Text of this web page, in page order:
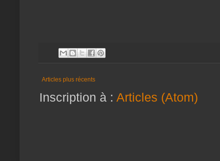
Articles plus récents
Inscription à : Articles (Atom)